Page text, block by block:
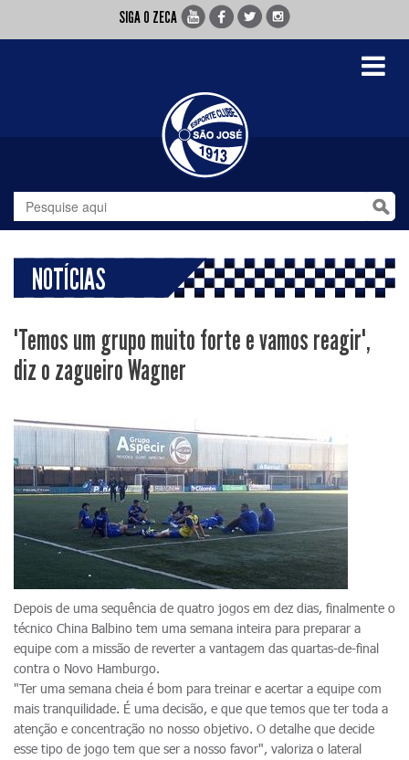
SIGA O ZECA
Toggle
NOTÍCIAS
"Temos um grupo muito forte e vamos reagir",
diz o zagueiro Wagner
Depois de uma sequência de quatro jogos em dez dias, finalmente o
técnico China Balbino tem uma semana inteira para preparar a
equipe com a missão de reverter a vantagem das quartas-de-final
contra o Novo Hamburgo.
"Ter uma semana cheia é bom para treinar e acertar a equipe com
mais tranquilidade. É uma decisão, e que que temos que ter toda a
atenção e concentração no nosso objetivo. O detalhe que decide
esse tipo de jogo tem que ser a nosso favor", valoriza o lateral